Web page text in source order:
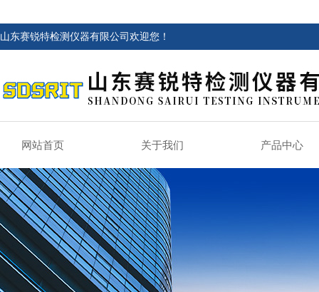
山东赛锐特检测仪器有限公司欢迎您！
网站首页 关于我们 产品中心